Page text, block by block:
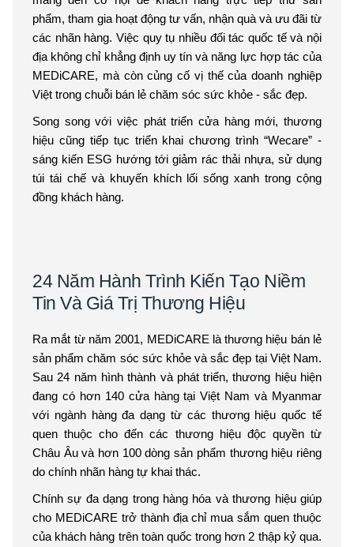
phẩm, tham gia hoạt động tư vấn, nhận quà và ưu đãi từ
các nhãn hàng. Việc quy tụ nhiều đối tác quốc tế và nội
địa không chỉ khẳng định uy tín và năng lực hợp tác của
MEDiCARE, mà còn củng cố vị thế của doanh nghiệp
Việt trong chuỗi bán lẻ chăm sóc sức khỏe - sắc đẹp.
Song song với việc phát triển cửa hàng mới, thương
hiệu cũng tiếp tục triển khai chương trình “Wecare” -
sáng kiến ESG hướng tới giảm rác thải nhựa, sử dụng
túi tái chế và khuyến khích lối sống xanh trong cộng
đồng khách hàng.
24 Năm Hành Trình Kiến Tạo Niềm
Tin Và Giá Trị Thương Hiệu
Ra mắt từ năm 2001, MEDiCARE là thương hiệu bán lẻ
sản phẩm chăm sóc sức khỏe và sắc đẹp tại Việt Nam.
Sau 24 năm hình thành và phát triển, thương hiệu hiện
đang có hơn 140 cửa hàng tại Việt Nam và Myanmar
với ngành hàng đa dạng từ các thương hiệu quốc tế
quen thuộc cho đến các thương hiệu độc quyền từ
Châu Âu và hơn 100 dòng sản phẩm thương hiệu riêng
do chính nhãn hàng tự khai thác.
Chính sự đa dạng trong hàng hóa và thương hiệu giúp
cho MEDiCARE trở thành địa chỉ mua sắm quen thuộc
của khách hàng trên toàn quốc trong hơn 2 thập kỷ qua.